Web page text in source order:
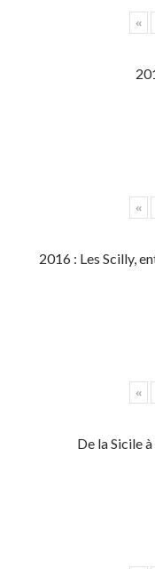
«
«
2016 : Les Scilly,
«
De la Sicile